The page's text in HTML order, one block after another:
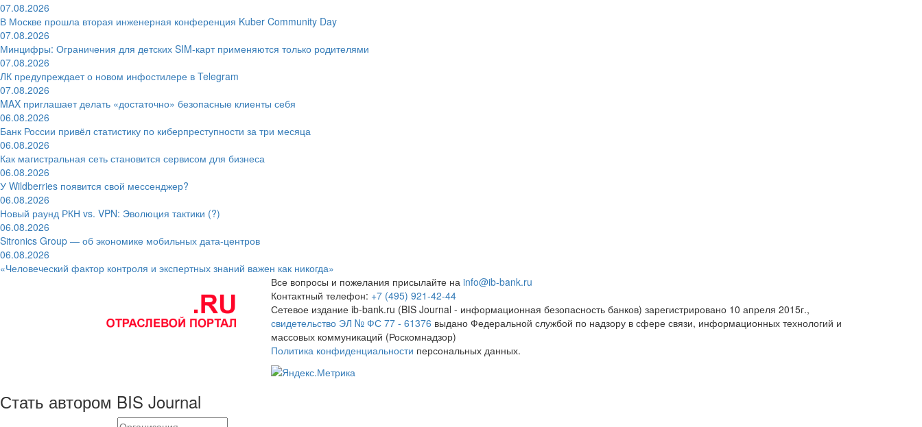
07.08.2026
В Москве прошла вторая инженерная конференция Kuber Community Day
07.08.2026
Минцифры: Ограничения для детских SIM-карт применяются только родителями
07.08.2026
ЛК предупреждает о новом инфостилере в Telegram
07.08.2026
MAX приглашает делать «достаточно» безопасные клиенты себя
06.08.2026
Банк России привёл статистику по киберпреступности за три месяца
06.08.2026
Как магистральная сеть становится сервисом для бизнеса
06.08.2026
У Wildberries появится свой мессенджер?
06.08.2026
Новый раунд РКН vs. VPN: Эволюция тактики (?)
06.08.2026
Sitronics Group — об экономике мобильных дата-центров
06.08.2026
«Человеческий фактор контроля и экспертных знаний важен как никогда»
Все вопросы и пожелания присылайте на info@ib-bank.ru
Контактный телефон: +7 (495) 921-42-44
Сетевое издание ib-bank.ru (BIS Journal - информационная безопасность банков) зарегистрировано 10 апреля 2015г.,
свидетельство ЭЛ № ФС 77 - 61376 выдано Федеральной службой по надзору в сфере связи, информационных технологий и
массовых коммуникаций (Роскомнадзор)
Политика конфиденциальности персональных данных.
Стать автором BIS Journal